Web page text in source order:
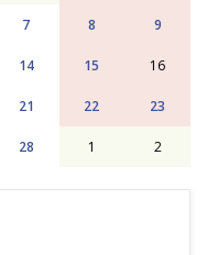
7 8 9
14 15 16
21 22 23
28 1 2